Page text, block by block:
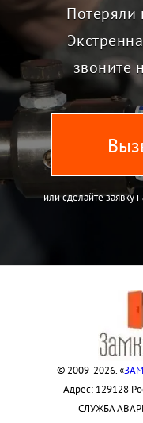
Потеряли
звоните
или сделайте заявку
© 2009-2026. «
Адрес: 129128
СЛУЖБА